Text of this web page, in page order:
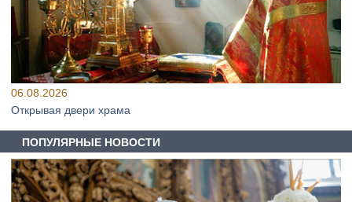
06.08.2026
Открывая двери храма
ПОПУЛЯРНЫЕ НОВОСТИ